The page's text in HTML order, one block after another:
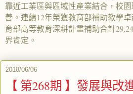
靠近工業區與區域性產業結合，校
善。連續12年榮獲教育部補助教學
育部高等教育深耕計畫補助合計
界肯定。
2018/06/06
【 第268期 】發展與